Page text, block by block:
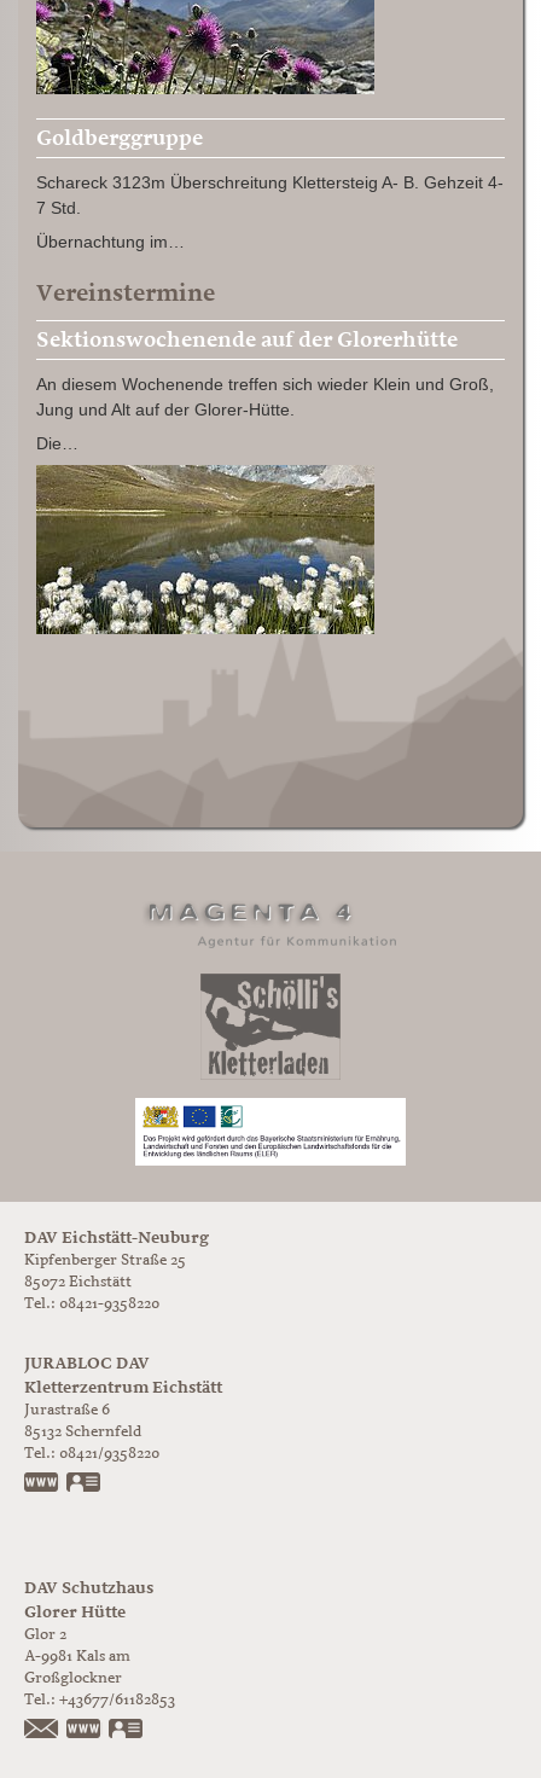
Goldberggruppe
Schareck 3123m Überschreitung Klettersteig A- B. Gehzeit 4-
7 Std.
Übernachtung im…
Vereinstermine
Sektionswochenende auf der Glorerhütte
An diesem Wochenende treffen sich wieder Klein und Groß,
Jung und Alt auf der Glorer-Hütte.
Die…
DAV Eichstätt-Neuburg
Kipfenberger Straße 25
85072 Eichstätt
Tel.: 08421-9358220
JURABLOC DAV
Kletterzentrum Eichstätt
Jurastraße 6
85132 Schernfeld
Tel.: 08421/9358220
www.jurabloc.de
DAV Schutzhaus
Glorer Hütte
Glor 2
A-9981 Kals am
Großglockner
Tel.: +43677/61182853
https://www.glorer-huette.at/